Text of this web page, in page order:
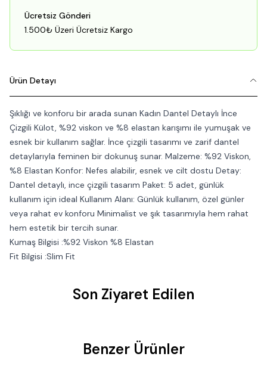
Ücretsiz Gönderi
1.500₺ Üzeri Ücretsiz Kargo
Ürün Detayı
Şıklığı ve konforu bir arada sunan Kadın Dantel Detaylı İnce
Çizgili Külot, %92 viskon ve %8 elastan karışımı ile yumuşak ve
esnek bir kullanım sağlar. İnce çizgili tasarımı ve zarif dantel
detaylarıyla feminen bir dokunuş sunar. Malzeme: %92 Viskon,
%8 Elastan Konfor: Nefes alabilir, esnek ve cilt dostu Detay:
Dantel detaylı, ince çizgili tasarım Paket: 5 adet, günlük
kullanım için ideal Kullanım Alanı: Günlük kullanım, özel günler
veya rahat ev konforu Minimalist ve şık tasarımıyla hem rahat
hem estetik bir tercih sunar.
Kumaş Bilgisi :%92 Viskon %8 Elastan
Fit Bilgisi :Slim Fit
Son Ziyaret Edilen
Benzer Ürünler